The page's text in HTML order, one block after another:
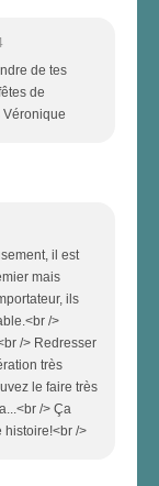
de tes
de
Véronique
il est
mais
ils
/>
/> Redresser
très
le faire très
/> Ça
histoire!<br />